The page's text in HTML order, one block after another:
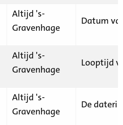
Altijd 's-
Gravenhage
Datum
Altijd 's-
Gravenhage
Looptijd
Altijd 's-
Gravenhage
De